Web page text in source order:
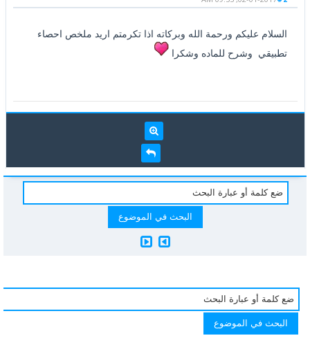
السلام عليكم ورحمة الله وبركاته اذا تكرمتم اريد ملخص احصاء
تطبيقي وشرح للماده وشكرا